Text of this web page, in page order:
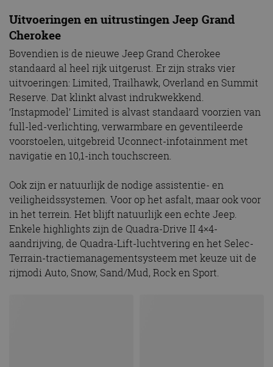
Uitvoeringen en uitrustingen Jeep Grand
Cherokee
Bovendien is de nieuwe Jeep Grand Cherokee
standaard al heel rijk uitgerust. Er zijn straks vier
uitvoeringen: Limited, Trailhawk, Overland en Summit
Reserve. Dat klinkt alvast indrukwekkend.
‘Instapmodel’ Limited is alvast standaard voorzien van
full-led-verlichting, verwarmbare en geventileerde
voorstoelen, uitgebreid Uconnect-infotainment met
navigatie en 10,1-inch touchscreen.
Ook zijn er natuurlijk de nodige assistentie- en
veiligheidssystemen. Voor op het asfalt, maar ook voor
in het terrein. Het blijft natuurlijk een echte Jeep.
Enkele highlights zijn de Quadra-Drive II 4×4-
aandrijving, de Quadra-Lift-luchtvering en het Selec-
Terrain-tractiemanagementsysteem met keuze uit de
rijmodi Auto, Snow, Sand/Mud, Rock en Sport.